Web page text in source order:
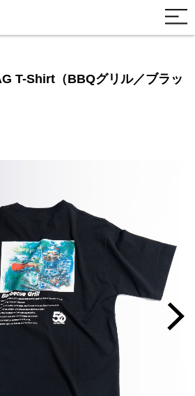
T-Shirt（BBQグリル／ブラッ